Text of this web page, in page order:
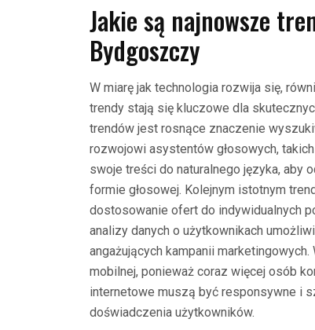
Jakie są najnowsze
Bydgoszczy
W miarę jak technologia rozwija się,
trendy stają się kluczowe dla
trendów jest rosnące znaczenie
rozwojowi asystentów głosowych,
swoje treści do naturalnego języka, aby
formie głosowej. Kolejnym istotnym
dostosowanie ofert do indywidualnych
analizy danych o użytkownikach
angażujących kampanii
mobilnej, ponieważ coraz więcej osób
internetowe muszą być responsywne i
doświadczenia użytkowników.